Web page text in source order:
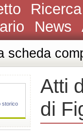
News
scheda
storico
Atti
di